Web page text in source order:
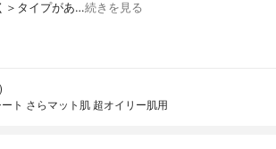
＞タイプがあ…続きを見る
ト さらマット肌 超オイリー肌用